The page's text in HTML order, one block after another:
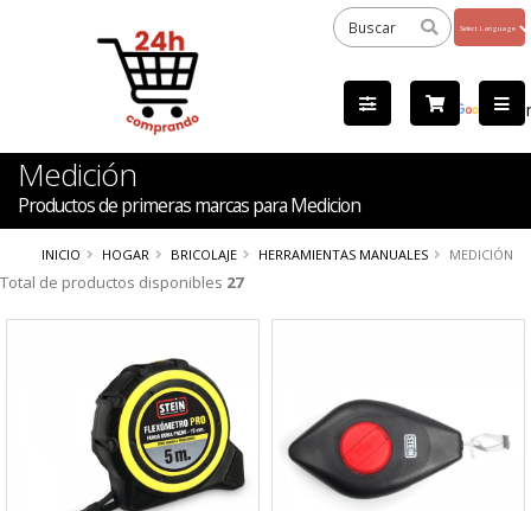
by
Medición
Productos de primeras marcas para Medicion
INICIO HOGAR BRICOLAJE HERRAMIENTAS MANUALES MEDICIÓN
Total de productos disponibles 27